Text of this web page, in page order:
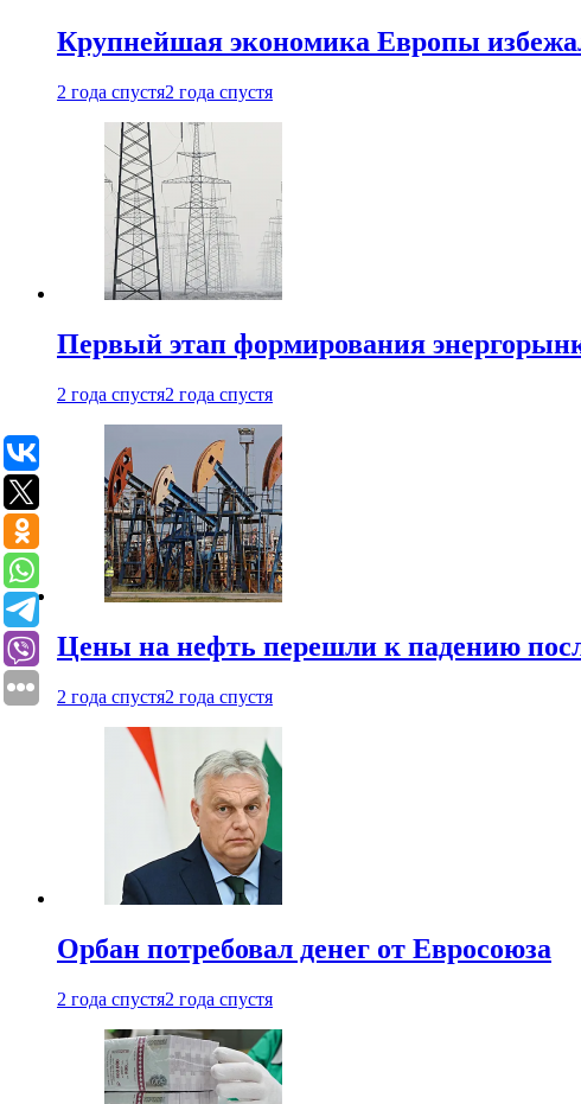
Крупнейшая экономика Европы
2 года спустя2 года спустя
Первый этап формирования
2 года спустя2 года спустя
Цены на нефть перешли к падению
2 года спустя2 года спустя
Орбан потребовал денег от Евросоюза
2 года спустя2 года спустя